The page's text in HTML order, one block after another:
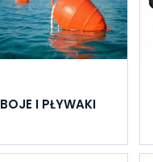
BOJE I PŁYWAKI